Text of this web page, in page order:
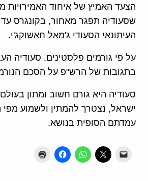
הצעד האמיץ של איחוד האמירויות
שסעודיה תפגר מאחור, בקונגרס
העיתונאי הסעודי ג'מאל חאשוקג'י.
על פי גורמים פלסטינים, סעודיה
בתגובות של הרש"פ על הסכם
סעודיה היא גורם חשוב ומתון
ישראל, נצטרך להמתין ולשמוע
עמדתם הסופית בנושא.